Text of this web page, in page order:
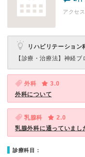
アクセ
リハビリテーション
【診療・治療法】 神経ブ
外科
3.0
外科について
乳腺科
2.0
乳腺外科に通っていまし
診療科目：